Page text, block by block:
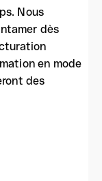
Nous
dès
en mode
des